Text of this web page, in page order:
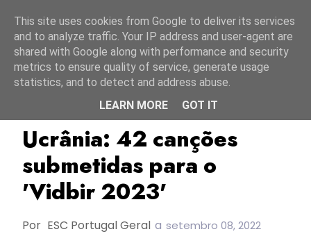
Oksana Skybinska
Ucrânia: 42 canções
submetidas para o
'Vidbir 2023'
Por ESC Portugal Geral a setembro 08, 2022
This site uses cookies from Google to deliver its services
and to analyze traffic. Your IP address and user-agent are
shared with Google along with performance and security
metrics to ensure quality of service, generate usage
statistics, and to detect and address abuse.
LEARN MORE
GOT IT